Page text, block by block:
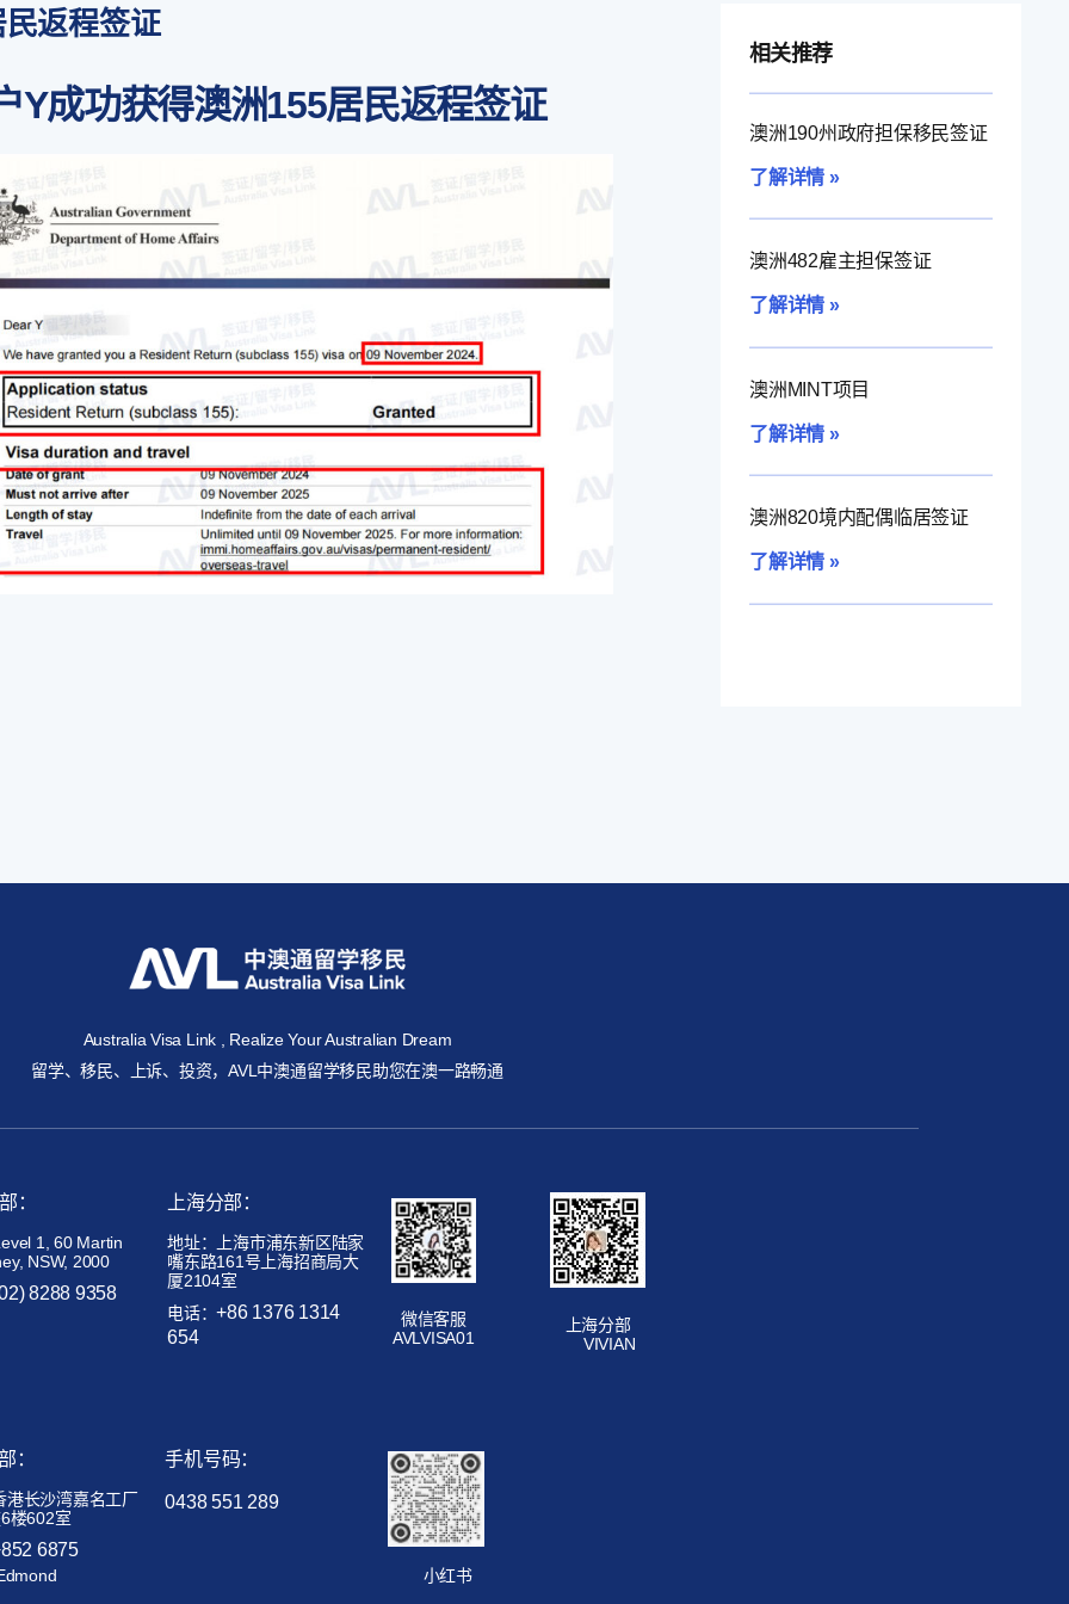
返程签证
Y成功获得澳洲155居民返程签证
相关推荐
澳洲190州政府担保移民签证
了解详情 »
澳洲482雇主担保签证
了解详情 »
澳洲MINT项目
了解详情 »
澳洲820境内配偶临居签证
了解详情 »
Australia Visa Link , Realize Your Australian Dream
留学、移民、上诉、投资，AVL中澳通留学移民助您在澳一路畅通
：
1, 60 Martin
NSW, 2000
8288 9358
上海分部：
地址：上海市浦东新区陆家
嘴东路161号上海招商局大
厦2104室
电话：+86 1376 1314
654
微信客服
AVLVISA01
上海分部
VIVIAN
：
港长沙湾嘉名工厂
楼602室
6875
手机号码：
0438 551 289
小红书